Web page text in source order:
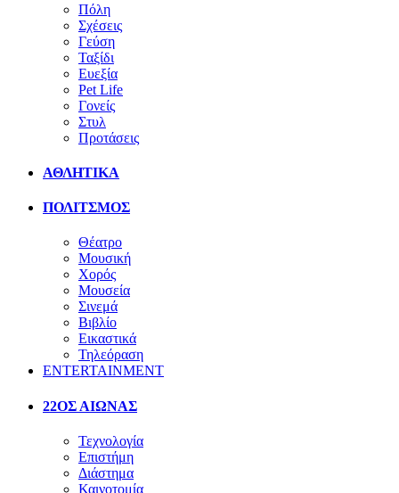
Πόλη
Σχέσεις
Γεύση
Ταξίδι
Ευεξία
Pet Life
Γονείς
Στυλ
Προτάσεις
ΑΘΛΗΤΙΚΑ
ΠΟΛΙΤΣΜΟΣ
Θέατρο
Μουσική
Χορός
Μουσεία
Σινεμά
Βιβλίο
Εικαστικά
Τηλεόραση
ENTERTAINMENT
22ΟΣ ΑΙΩΝΑΣ
Τεχνολογία
Επιστήμη
Διάστημα
Καινοτομία